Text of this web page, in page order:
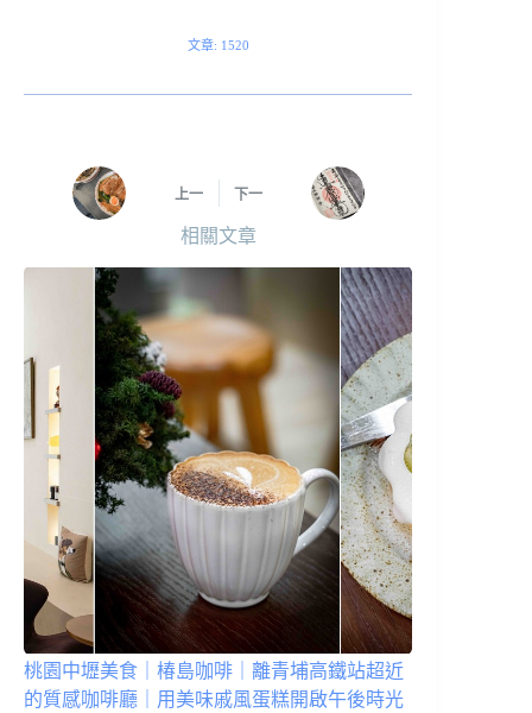
文章: 1520
上一 下一
相關文章
桃園中壢美食｜椿島咖啡｜離青埔高鐵站超近
的質感咖啡廳｜用美味戚風蛋糕開啟午後時光